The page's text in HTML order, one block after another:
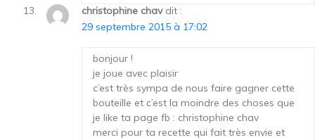
christophine chav dit :
29 septembre 2015 à 17:02
bonjour !
je joue avec plaisir
c’est très sympa de nous faire gagner cette
bouteille et c’est la moindre des choses que
je like ta page fb : christophine chav
merci pour ta recette qui fait très envie et